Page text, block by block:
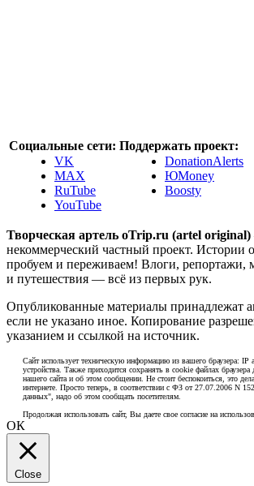
Социальные сети:
VK
MAX
RuTube
YouTube
Поддержать проект:
DonationAlerts
ЮMoney
Boosty
Творческая артель oTrip.ru (artel original)
некоммерческий частный проект. Истории
пробуем и переживаем! Влоги, репортажи,
и путешествия — всё из первых рук.
Опубликованные материалы принадлежат
если не указано иное. Копирование
указанием и ссылкой на источник.
Сайт использует техническую информацию из вашего браузера: IP
устройства. Также приходится сохранять в cookie файлах браузера
нашего сайта и об этом сообщении. Не стоит беспокоиться, это
интернете. Просто теперь, в соответствии с ФЗ от 27.07.2006 N
данных", надо об этом сообщать посетителям.
Продолжая использовать сайт, Вы даете свое согласие на
ОК
Close